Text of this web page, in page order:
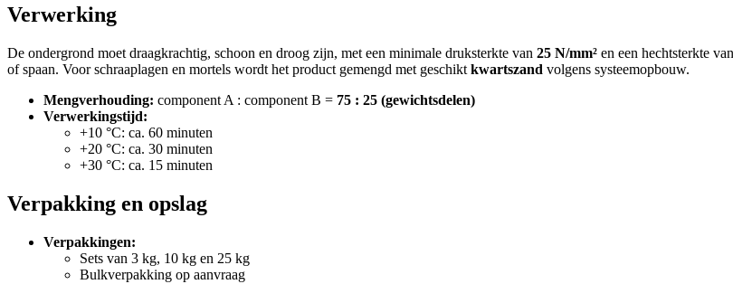
Verwerking
De ondergrond moet draagkrachtig, schoon en droog zijn, met een minimale druksterkte van 25 N/mm² en een hechtsterkte van
of spaan. Voor schraaplagen en mortels wordt het product gemengd met geschikt kwartszand volgens systeemopbouw.
Mengverhouding: component A : component B = 75 : 25 (gewichtsdelen)
Verwerkingstijd:
+10 °C: ca. 60 minuten
+20 °C: ca. 30 minuten
+30 °C: ca. 15 minuten
Verpakking en opslag
Verpakkingen:
Sets van 3 kg, 10 kg en 25 kg
Bulkverpakking op aanvraag